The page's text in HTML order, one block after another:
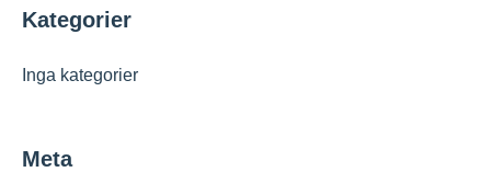
rKategorier
Inga kategorier
Meta